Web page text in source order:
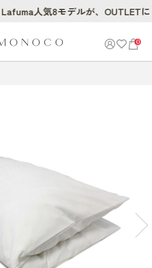
0
Lafuma人気8モデルが、OUTLETに！